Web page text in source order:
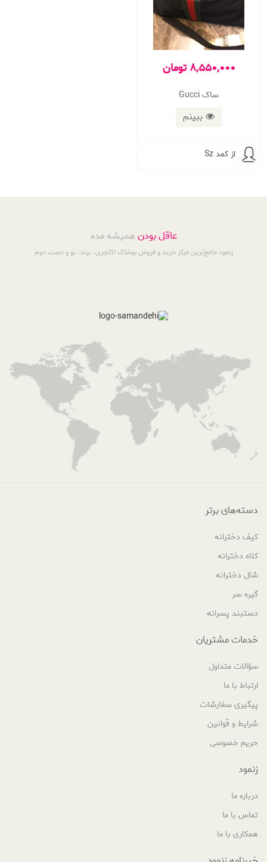
8,550,000 تومان
ساک Gucci
ببینم
از کمد Sz
عاقل بودنهمیشه مده
زنمود جامع‌ترین مرکز خرید و فروش پوشاک لاکچری، برند، نو و دست دوم
دسته‌های برتر
کیف دخترانه
کلاه دخترانه
شال دخترانه
گیره سر
دستبند پسرانه
خدمات مشتریان
سؤالات متداول
ارتباط با ما
پیگیری سفارشات
شرایط و قوانین
حریم خصوصی
زنمود
درباره ما
تماس با ما
همکاری با ما